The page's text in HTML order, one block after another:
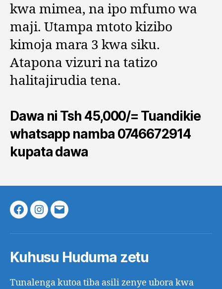
kwa mimea, na ipo mfumo wa
maji. Utampa mtoto kizibo
kimoja mara 3 kwa siku.
Atapona vizuri na tatizo
halitajirudia tena.
Dawa ni Tsh 45,000/= Tuandikie
whatsapp namba 0746672914
kupata dawa
Facebook
Instagram
Email
Kuhusu Huduma zetu
Tunalenga kutoa tiba asili zenye ubora kwa